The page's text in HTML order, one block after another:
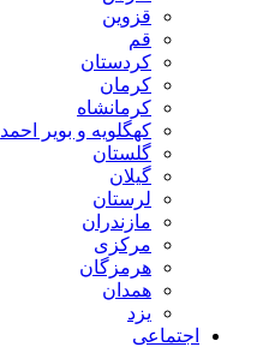
قزوین
قم
کردستان
کرمان
کرمانشاه
کهگلویه و بویر احمد
گلستان
گیلان
لرستان
مازندران
مرکزی
هرمزگان
همدان
یزد
اجتماعی